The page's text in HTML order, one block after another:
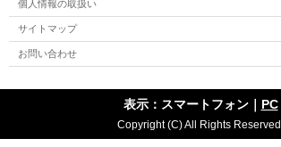
個人情報の取扱い
サイトマップ
お問い合わせ
表示：スマートフォン｜ PC
Copyright (C) All Rights Reserved.